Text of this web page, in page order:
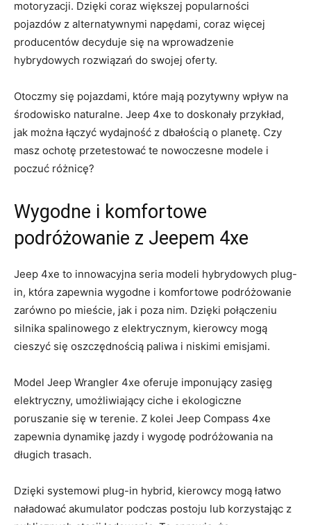
motoryzacji.⁢ Dzięki coraz większej popularności⁣
pojazdów ‍z alternatywnymi napędami, coraz więcej
producentów​ decyduje się na ​wprowadzenie
hybrydowych rozwiązań do‍ swojej oferty.
Otoczmy się pojazdami, które mają pozytywny wpływ na
środowisko⁣ naturalne. Jeep 4xe⁣ to doskonały przykład,
‌jak można łączyć‍ wydajność z dbałością o⁢ planetę. Czy
masz ochotę przetestować te ​nowoczesne modele i
poczuć różnicę?
Wygodne i⁣ komfortowe
podróżowanie z Jeepem 4xe
Jeep 4xe to innowacyjna seria⁣ modeli ​hybrydowych plug-
in, która ⁣zapewnia wygodne i komfortowe podróżowanie
zarówno po mieście, jak i poza nim. Dzięki połączeniu
silnika spalinowego z elektrycznym, kierowcy mogą
cieszyć się⁣ oszczędnością⁤ paliwa i niskimi emisjami.
Model Jeep Wrangler 4xe oferuje imponujący zasięg
elektryczny, ⁢umożliwiający ⁢ciche i ekologiczne
‌poruszanie się⁣ w terenie. Z kolei Jeep Compass ⁤4xe
zapewnia dynamikę⁣ jazdy i​ wygodę podróżowania na
długich ⁤trasach.
Dzięki systemowi plug-in hybrid, ​kierowcy mogą ​łatwo
naładować⁣ akumulator podczas postoju lub korzystając z